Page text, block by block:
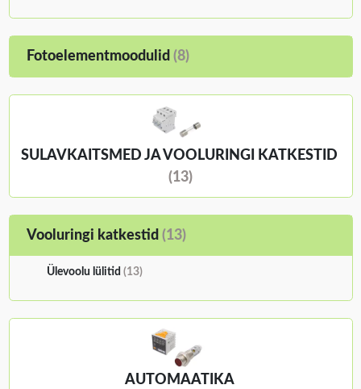
Fotoelementmoodulid (8)
SULAVKAITSMED JA VOOLURINGI KATKESTID
(13)
Vooluringi katkestid (13)
Ülevoolu lülitid (13)
AUTOMAATIKA